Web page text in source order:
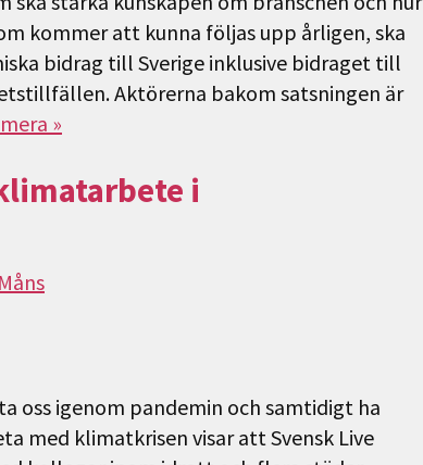
kommer att kunna följas upp årligen, ska
bidrag till Sverige inklusive bidraget till
Aktörerna bakom satsningen är
»
i
oss igenom pandemin och samtidigt ha
med klimatkrisen visar att Svensk Live